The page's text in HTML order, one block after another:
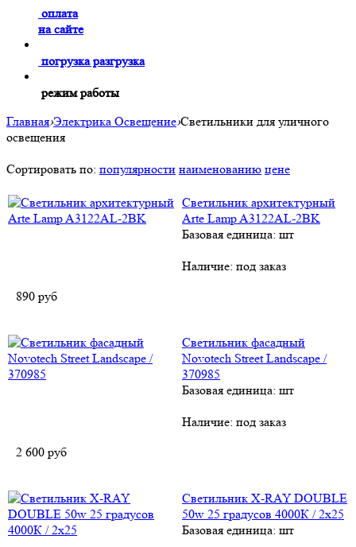
оплата
на сайте
погрузка разгрузка
режим работы
Главная›Электрика Освещение›Светильники для уличного
освещения
Сортировать по: популярности наименованию цене
Светильник архитектурный
Arte Lamp A3122AL-2BK
Базовая единица: шт
Наличие: под заказ
890 руб
Cветильник фасадный
Novotech Street Landscape /
370985
Базовая единица: шт
Наличие: под заказ
2 600 руб
Светильник X-RAY DOUBLE
50w 25 градусов 4000К / 2х25
Базовая единица: шт